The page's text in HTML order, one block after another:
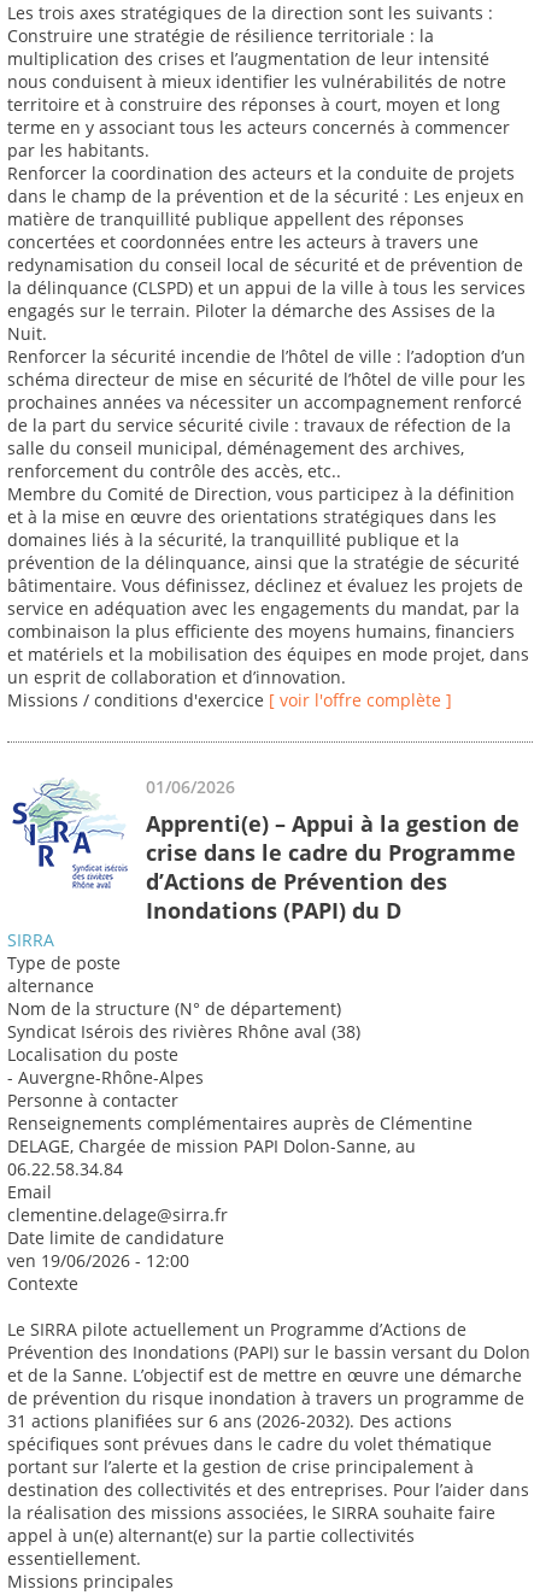
Les trois axes stratégiques de la direction sont les suivants :
Construire une stratégie de résilience territoriale : la
multiplication des crises et l’augmentation de leur intensité
nous conduisent à mieux identifier les vulnérabilités de notre
territoire et à construire des réponses à court, moyen et long
terme en y associant tous les acteurs concernés à commencer
par les habitants.
Renforcer la coordination des acteurs et la conduite de projets
dans le champ de la prévention et de la sécurité : Les enjeux en
matière de tranquillité publique appellent des réponses
concertées et coordonnées entre les acteurs à travers une
redynamisation du conseil local de sécurité et de prévention de
la délinquance (CLSPD) et un appui de la ville à tous les services
engagés sur le terrain. Piloter la démarche des Assises de la
Nuit.
Renforcer la sécurité incendie de l’hôtel de ville : l’adoption d’un
schéma directeur de mise en sécurité de l’hôtel de ville pour les
prochaines années va nécessiter un accompagnement renforcé
de la part du service sécurité civile : travaux de réfection de la
salle du conseil municipal, déménagement des archives,
renforcement du contrôle des accès, etc..
Membre du Comité de Direction, vous participez à la définition
et à la mise en œuvre des orientations stratégiques dans les
domaines liés à la sécurité, la tranquillité publique et la
prévention de la délinquance, ainsi que la stratégie de sécurité
bâtimentaire. Vous définissez, déclinez et évaluez les projets de
service en adéquation avec les engagements du mandat, par la
combinaison la plus efficiente des moyens humains, financiers
et matériels et la mobilisation des équipes en mode projet, dans
un esprit de collaboration et d’innovation.
Missions / conditions d'exercice [ voir l'offre complète ]
01/06/2026
Apprenti(e) – Appui à la gestion de
crise dans le cadre du Programme
d’Actions de Prévention des
Inondations (PAPI) du D
SIRRA
Type de poste
alternance
Nom de la structure (N° de département)
Syndicat Isérois des rivières Rhône aval (38)
Localisation du poste
- Auvergne-Rhône-Alpes
Personne à contacter
Renseignements complémentaires auprès de Clémentine
DELAGE, Chargée de mission PAPI Dolon-Sanne, au
06.22.58.34.84
Email
clementine.delage@sirra.fr
Date limite de candidature
ven 19/06/2026 - 12:00
Contexte
Le SIRRA pilote actuellement un Programme d’Actions de
Prévention des Inondations (PAPI) sur le bassin versant du Dolon
et de la Sanne. L’objectif est de mettre en œuvre une démarche
de prévention du risque inondation à travers un programme de
31 actions planifiées sur 6 ans (2026-2032). Des actions
spécifiques sont prévues dans le cadre du volet thématique
portant sur l’alerte et la gestion de crise principalement à
destination des collectivités et des entreprises. Pour l’aider dans
la réalisation des missions associées, le SIRRA souhaite faire
appel à un(e) alternant(e) sur la partie collectivités
essentiellement.
Missions principales